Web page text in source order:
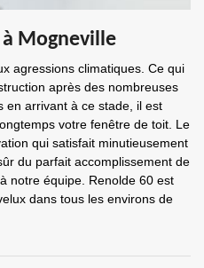
Mogneville
agressions climatiques. Ce qui
après des nombreuses
en arrivant à ce stade, il est
votre fenêtre de toit. Le
qui satisfait minutieusement
du parfait accomplissement de
notre équipe. Renolde 60 est
dans tous les environs de